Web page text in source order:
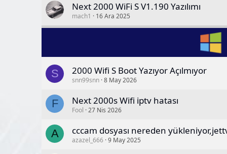
Next 2000 WiFi S V1.190 Yazılımı
mach1 16 Ara 2025
S 2000 Wifi S Boot Yazıyor Açılmıyor
snn99snn 8 May 2026
F Next 2000s Wifi iptv hatası
Fool 27 Nis 2026
A cccam dosyası nereden
azazel_666 9 May 2025